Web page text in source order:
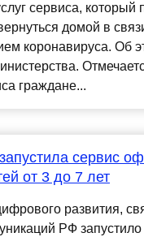
сервиса, который
домой в
коронавируса. Об
граждане...
сервис
от 3 до 7 лет
развития,
РФ